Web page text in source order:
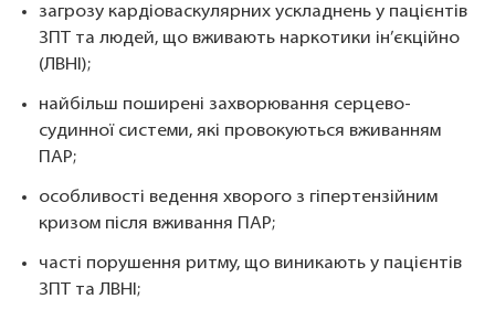
загрозу кардіоваскулярних ускладнень у пацієнтів
ЗПТ та людей, що вживають наркотики ін’єкційно
(ЛВНІ);
найбільш поширені захворювання серцево-
судинної системи, які провокуються вживанням
ПАР;
особливості ведення хворого з гіпертензійним
кризом після вживання ПАР;
часті порушення ритму, що виникають у пацієнтів
ЗПТ та ЛВНІ;